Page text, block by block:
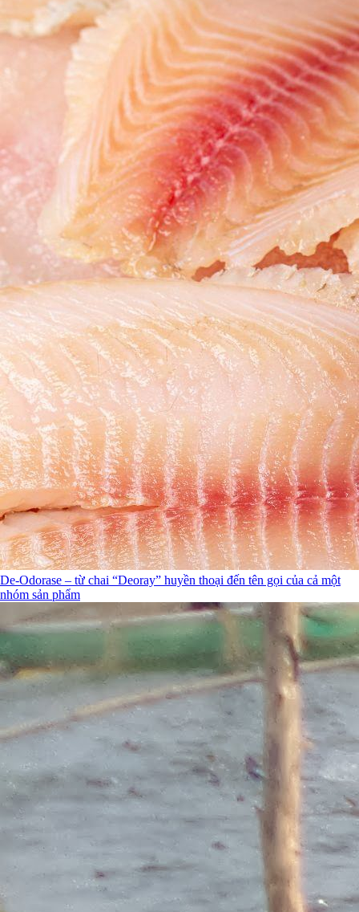
De-Odorase – từ chai “Deoray” huyền thoại đến tên gọi của cả một
nhóm sản phẩm